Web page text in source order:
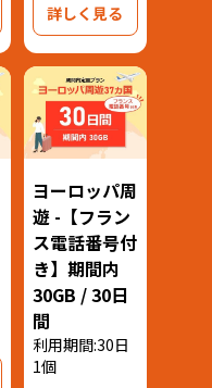
詳しく見る
ヨーロッパ周
遊 -【フラン
ス電話番号付
き】期間内
30GB / 30日
間
利用期間:30日
1個